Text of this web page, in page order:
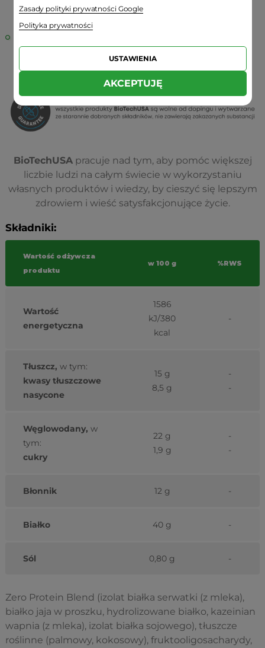
nie tylko - również z amatorami inspirującymi
innych swoimi osiągnięciami,
zawierałycukru, laktozy i glutenu, a także były
wegan.
BioTechUSApracuje nad tym, aby pomóc większej
liczbie ludzi na całym świecie w wykorzystaniu
własnych produktów i wiedzy, by cieszyć się lepszym
zdrowiem i wieść satysfakcjonujące życie.
Składniki:
Wartość odżywcza
produktu
w 100 g %RWS
Wartość
energetyczna
1586
kJ/380
kcal
-
Tłuszcz, w tym:
kwasy tłuszczowe
nasycone
15 g
8,5 g
-
-
Węglowodany, w
tym:
cukry
22 g
1,9 g
-
-
Błonnik 12 g -
Białko 40 g -
Sól 0,80 g -
Zero Protein Blend (izolat białka serwatki (z mleka),
białko jaja w proszku, hydrolizowane białko, kazeinian
wapnia (z mleka), izolat białka sojowego), tłuszcze
roślinne (palmowy, kokosowy), fruktooligosacharydy,
Zasady polityki prywatności Google
Polityka prywatności
USTAWIENIA
AKCEPTUJĘ